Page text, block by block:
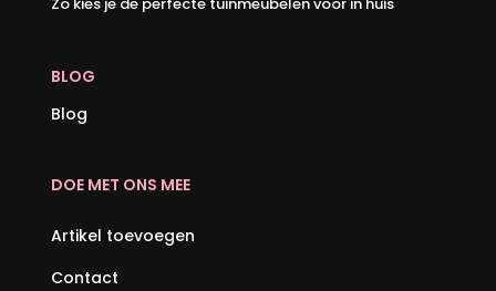
BLOG
Blog
DOE MET ONS MEE
Artikel toevoegen
Contact